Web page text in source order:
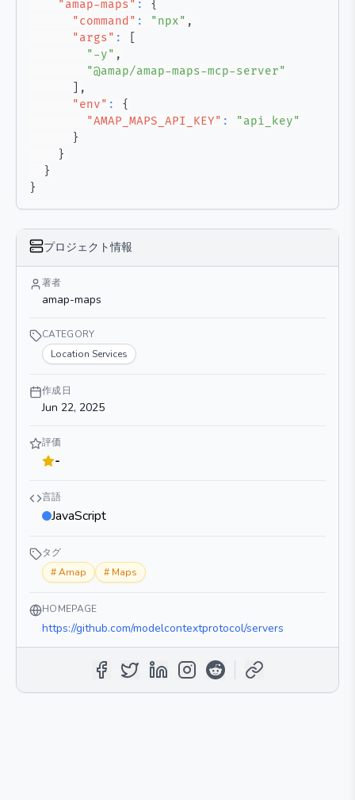
"amap-maps" :
{
"command" : "npx" ,
"args" :
"-y" ,
"@amap/amap-maps-mcp-server"
,
"env" :
{
"AMAP_MAPS_API_KEY" :
"api_key"
}
}
}
}
プロジェクト情報
著者
amap-maps
CATEGORY
Location Services
作成日
Jun 22, 2025
評価
-
言語
JavaScript
タグ
#Amap # Maps
HOMEPAGE
https://github.com/modelcontextprotocol/servers